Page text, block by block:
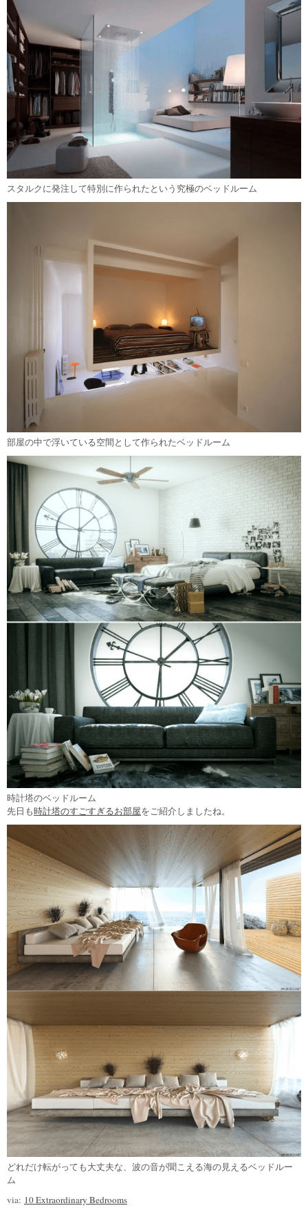
スタルクに発注して特別に作られたという究極のベッドルーム
部屋の中で浮いている空間として作られたベッドルーム
時計塔のベッドルーム
先日も時計塔のすごすぎるお部屋をご紹介しましたね。
どれだけ転がっても大丈夫な、波の音が聞こえる海の見えるベッドルー
ム
via: 10 Extraordinary Bedrooms